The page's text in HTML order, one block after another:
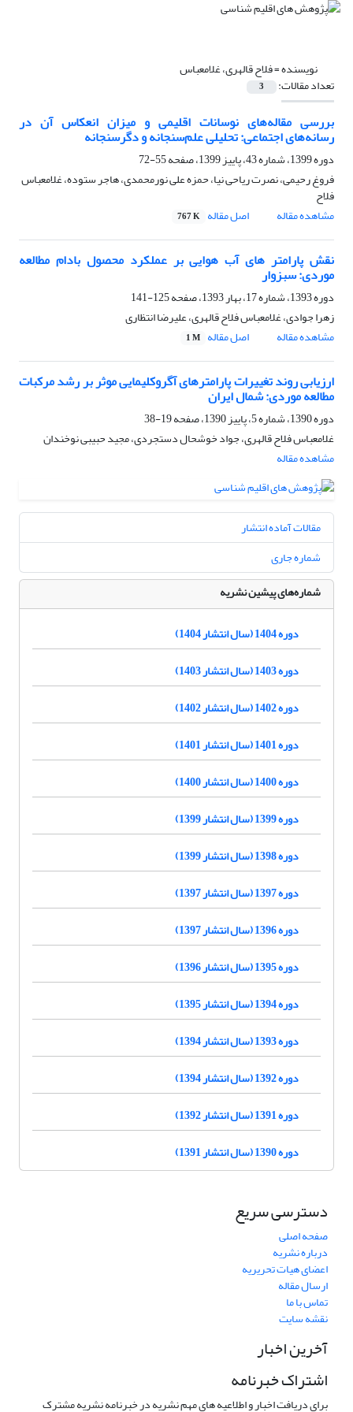
نویسنده =فلاح قالهری، غلامعباس
تعداد مقالات: 3
بررسی مقاله‌های نوسانات اقلیمی و میزان انعکاس آن در
رسانه‌های اجتماعی: تحلیلی علم‌سنجانه و دگرسنجانه
دوره 1399، شماره 43، پاییز 1399، صفحه
55-72
فروغ رحیمی، نصرت ریاحی نیا، حمزه علی نورمحمدی، هاجر ستوده، غلامعباس
فلاح
مشاهده مقاله
اصل مقاله 767 K
نقش پارامتر های آب هوایی بر عملکرد محصول بادام مطالعه
موردی: سبزوار
دوره 1393، شماره 17، بهار 1393، صفحه
125-141
زهرا جوادی، غلامعباس فلاح قالهری، علیرضا انتظاری
مشاهده مقاله
اصل مقاله 1 M
ارزیابی روند تغییرات پارامترهای آگروکلیمایی موثر بر رشد مرکبات
مطالعه موردی: شمال ایران
دوره 1390، شماره 5، پاییز 1390، صفحه
19-38
غلامعباس فلاح قالهری، جواد خوشحال دستجردی، مجید حبیبی نوخندان
مشاهده مقاله
مقالات آماده انتشار
شماره جاری
شماره‌های پیشین نشریه
دوره 1404 (سال انتشار 1404)
دوره 1403 (سال انتشار 1403)
دوره 1402 (سال انتشار 1402)
دوره 1401 (سال انتشار 1401)
دوره 1400 (سال انتشار 1400)
دوره 1399 (سال انتشار 1399)
دوره 1398 (سال انتشار 1399)
دوره 1397 (سال انتشار 1397)
دوره 1396 (سال انتشار 1397)
دوره 1395 (سال انتشار 1396)
دوره 1394 (سال انتشار 1395)
دوره 1393 (سال انتشار 1394)
دوره 1392 (سال انتشار 1394)
دوره 1391 (سال انتشار 1392)
دوره 1390 (سال انتشار 1391)
دسترسی سریع
صفحه اصلی
درباره نشریه
اعضای هیات تحریریه
ارسال مقاله
تماس با ما
نقشه سایت
آخرین اخبار
اشتراک خبرنامه
برای دریافت اخبار و اطلاعیه های مهم نشریه در خبرنامه نشریه مشترک